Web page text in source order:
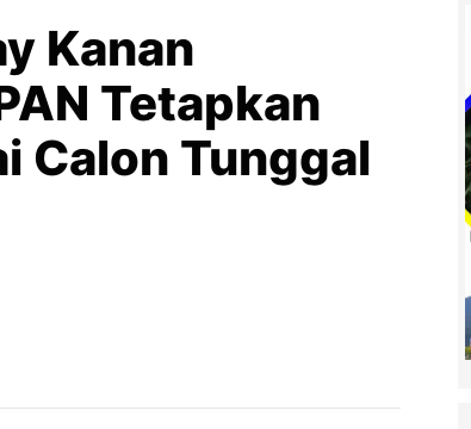
Kanan
Tetapkan
Calon Tunggal